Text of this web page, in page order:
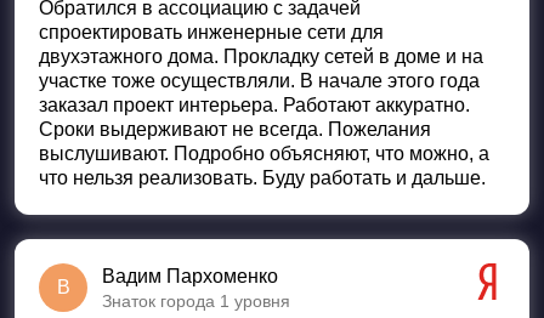
Обратился в ассоциацию с задачей
спроектировать инженерные сети для
двухэтажного дома. Прокладку сетей в доме и на
участке тоже осуществляли. В начале этого года
заказал проект интерьера. Работают аккуратно.
Сроки выдерживают не всегда. Пожелания
выслушивают. Подробно объясняют, что можно, а
что нельзя реализовать. Буду работать и дальше.
В
Вадим Пархоменко
Знаток города 1 уровня